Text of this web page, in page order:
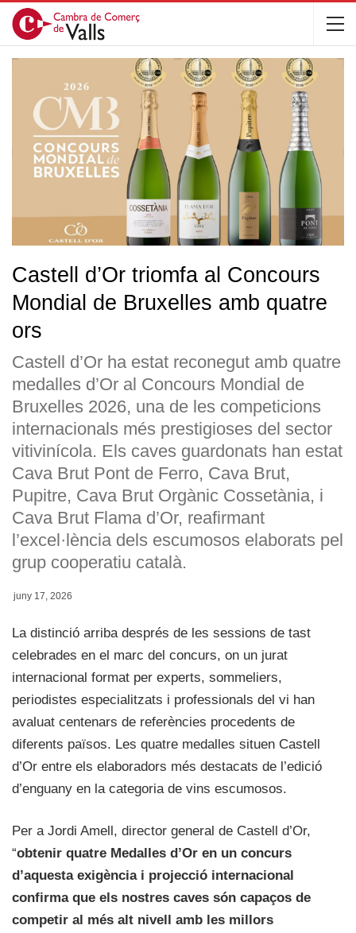
Castell d’Or triomfa al Concours
Mondial de Bruxelles amb quatre
ors
Castell d’Or ha estat reconegut amb quatre
medalles d’Or al Concours Mondial de
Bruxelles 2026, una de les competicions
internacionals més prestigioses del sector
vitivinícola. Els caves guardonats han estat
Cava Brut Pont de Ferro, Cava Brut,
Pupitre, Cava Brut Orgànic Cossetània, i
Cava Brut Flama d’Or, reafirmant
l’excel·lència dels escumosos elaborats pel
grup cooperatiu català.
juny 17, 2026
La distinció arriba després de les sessions de tast
celebrades en el marc del concurs, on un jurat
internacional format per experts, sommeliers,
periodistes especialitzats i professionals del vi han
avaluat centenars de referències procedents de
diferents països. Les quatre medalles situen Castell
d’Or entre els elaboradors més destacats de l’edició
d’enguany en la categoria de vins escumosos.
Per a Jordi Amell, director general de Castell d’Or,
“obtenir quatre Medalles d’Or en un concurs
d’aquesta exigència i projecció internacional
confirma que els nostres caves són capaços de
competir al més alt nivell amb les millors